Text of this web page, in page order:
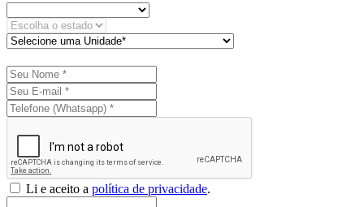
Li e aceito a política de privacidade.